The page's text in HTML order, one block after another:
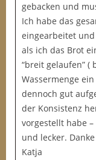
gebacken und
Ich habe das
eingearbeitet
als ich das Brot
“breit gelaufen” (
Wassermenge
dennoch gut
der Konsistenz
vorgestellt habe
und lecker.
Katja